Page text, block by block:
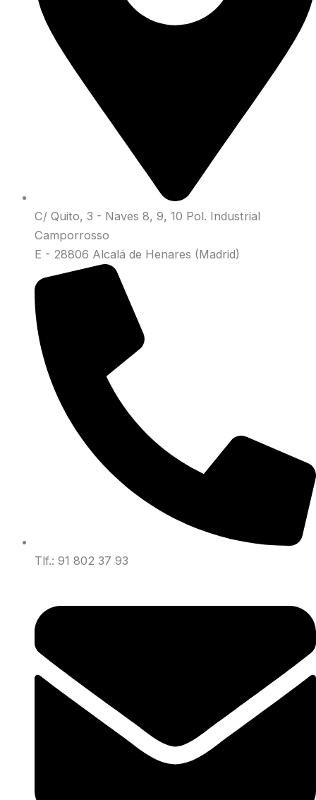
C/ Quito, 3 - Naves 8, 9, 10 Pol. Industrial
Camporrosso
E - 28806 Alcalá de Henares (Madrid)
Tlf.: 91 802 37 93